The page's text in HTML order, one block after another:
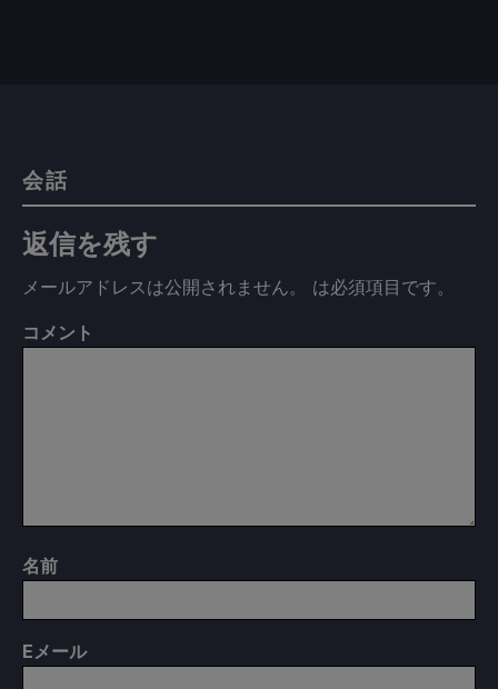
会話
返信を残す
メールアドレスは公開されません。 は必須項目です。
コメント
名前
Eメール